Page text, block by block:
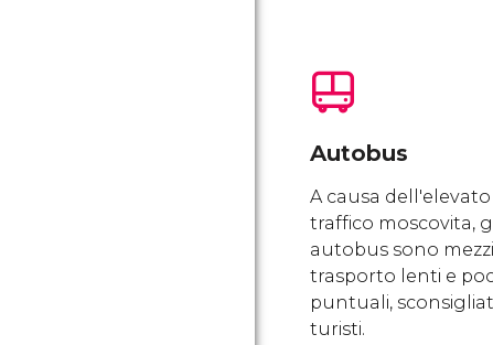
Autobus
A causa dell'elevato
traffico moscovita,
autobus sono
trasporto lenti e
puntuali,
turisti.